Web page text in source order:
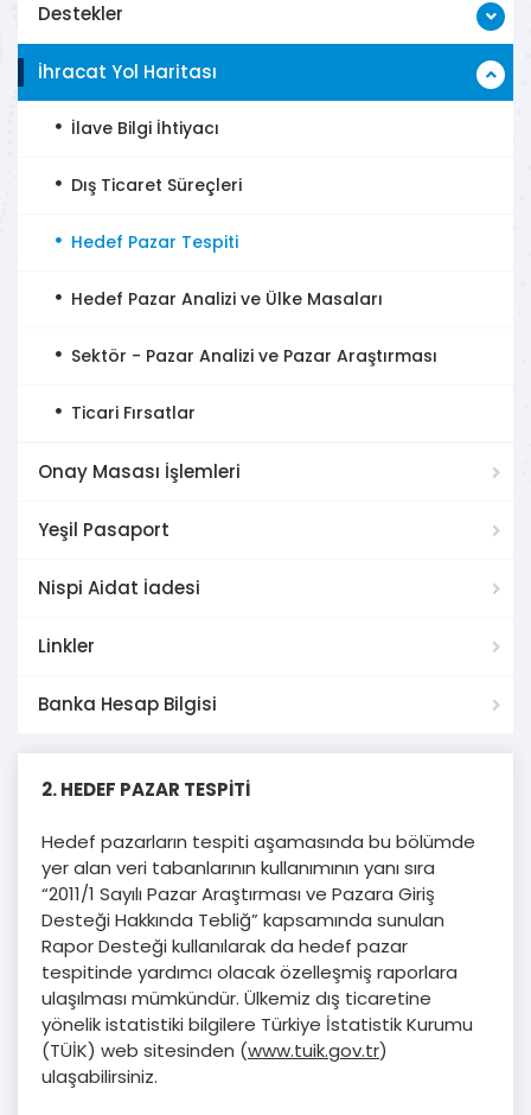
Destekler
İhracat Yol Haritası
İlave Bilgi İhtiyacı
Dış Ticaret Süreçleri
Hedef Pazar Tespiti
Hedef Pazar Analizi ve Ülke Masaları
Sektör - Pazar Analizi ve Pazar Araştırması
Ticari Fırsatlar
Onay Masası İşlemleri
Yeşil Pasaport
Nispi Aidat İadesi
Linkler
Banka Hesap Bilgisi
2. HEDEF PAZAR TESPİTİ
Hedef pazarların tespiti aşamasında bu bölümde
yer alan veri tabanlarının kullanımının yanı sıra
“2011/1 Sayılı Pazar Araştırması ve Pazara Giriş
Desteği Hakkında Tebliğ” kapsamında sunulan
Rapor Desteği kullanılarak da hedef pazar
tespitinde yardımcı olacak özelleşmiş raporlara
ulaşılması mümkündür. Ülkemiz dış ticaretine
yönelik istatistiki bilgilere Türkiye İstatistik Kurumu
(TÜİK) web sitesinden (www.tuik.gov.tr)
ulaşabilirsiniz.